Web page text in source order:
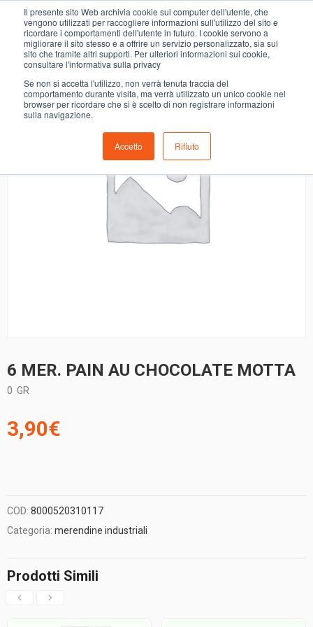
Il presente sito Web archivia cookie sul computer dell'utente, che
vengono utilizzati per raccogliere informazioni sull'utilizzo del sito e
ricordare i comportamenti dell'utente in futuro. I cookie servono a
migliorare il sito stesso e a offrire un servizio personalizzato, sia sul
sito che tramite altri supporti. Per ulteriori informazioni sui cookie,
consultare l'informativa sulla privacy
Se non si accetta l'utilizzo, non verrà tenuta traccia del
comportamento durante visita, ma verrà utilizzato un unico cookie nel
browser per ricordare che si è scelto di non registrare informazioni
sulla navigazione.
Accetto Rifiuto
6 MER. PAIN AU CHOCOLATE MOTTA
6 MER. PAIN AU CHOCOLATE MOTTA
0 GR
3,90€
COD: 8000520310117
Categoria: merendine industriali
Prodotti Simili